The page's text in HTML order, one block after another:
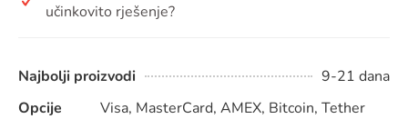
učinkovito rješenje?
Najbolji proizvodi
9-21 dana
Opcije
Visa, MasterCard, AMEX, Bitcoin, Tether